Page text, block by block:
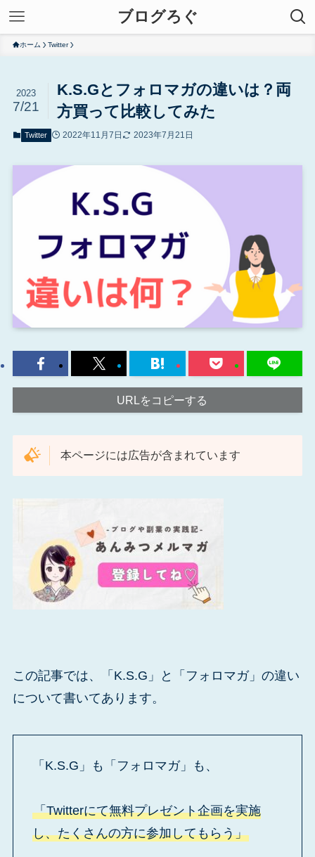
ブログろぐ
ホーム Twitter
K.S.Gとフォロマガの違いは？両
方買って比較してみた
2023
7/21
Twitter 2022年11月7日 2023年7月21日
URLをコピーする
本ページには広告が含まれています
この記事では、「K.S.G」と「フォロマガ」の違い
について書いてあります。
「K.S.G」も「フォロマガ」も、
「Twitterにて無料プレゼント企画を実施
し、たくさんの方に参加してもらう」